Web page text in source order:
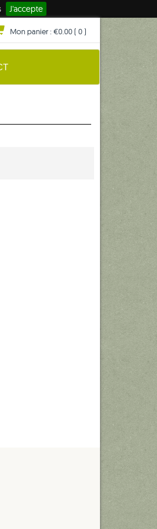
J'accepte
Mon panier : €0.00( 0 )